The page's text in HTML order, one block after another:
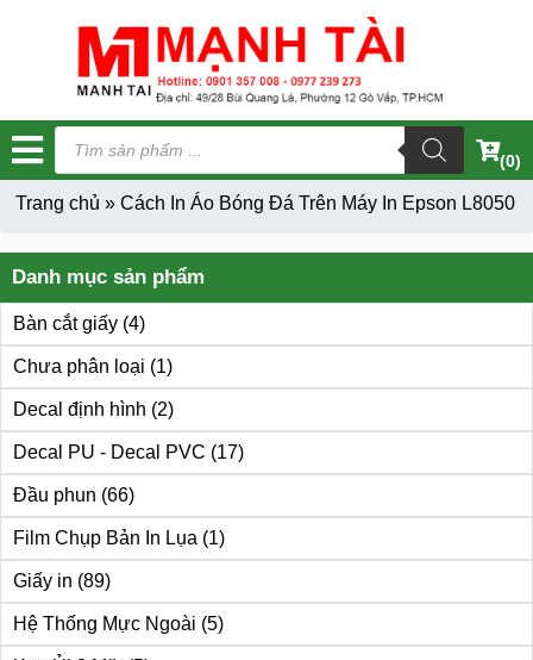
Tìm
kiếm
sản
phẩm
(0)
Trang chủ » Cách In Áo Bóng Đá Trên Máy In Epson L8050
Danh mục sản phẩm
Bàn cắt giấy (4)
Chưa phân loại (1)
Decal định hình (2)
Decal PU - Decal PVC (17)
Đầu phun (66)
Film Chụp Bản In Lụa (1)
Giấy in (89)
Hệ Thống Mực Ngoài (5)